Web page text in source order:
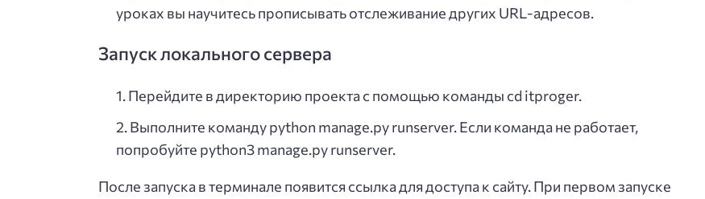
уроках вы научитесь прописывать отслеживание других URL-адресов.
Запуск локального сервера
Перейдите в директорию проекта с помощью команды cd itproger.
Выполните команду python manage.py runserver. Если команда не работает,
попробуйте python3 manage.py runserver.
После запуска в терминале появится ссылка для доступа к сайту. При первом запуске